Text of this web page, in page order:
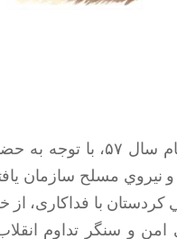
سال ۵۷، با توجه به
مسلح سازمان
کردستان با فداکاری،
و سنگر تداوم انقلاب